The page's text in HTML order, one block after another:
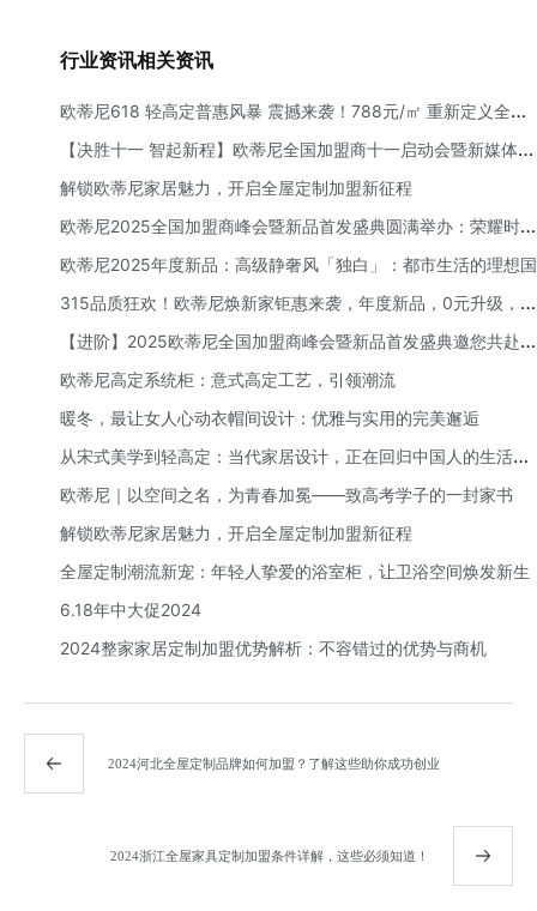
行业资讯相关资讯
欧蒂尼618 轻高定普惠风暴 震撼来袭！788元/㎡ 重新定义全屋
定制性价比
【决胜十一 智起新程】欧蒂尼全国加盟商十一启动会暨新媒体赋
能培训会圆满举办
解锁欧蒂尼家居魅力，开启全屋定制加盟新征程
欧蒂尼2025全国加盟商峰会暨新品首发盛典圆满举办：荣耀时
刻，共绘新蓝图！
欧蒂尼2025年度新品：高级静奢风「独白」：都市生活的理想国
315品质狂欢！欧蒂尼焕新家钜惠来袭，年度新品，0元升级，万
元补贴礼遇！
【进阶】2025欧蒂尼全国加盟商峰会暨新品首发盛典邀您共赴荣
耀之旅
欧蒂尼高定系统柜：意式高定工艺，引领潮流
暖冬，最让女人心动衣帽间设计：优雅与实用的完美邂逅
从宋式美学到轻高定：当代家居设计，正在回归中国人的生活本
质
欧蒂尼｜以空间之名，为青春加冕——致高考学子的一封家书
解锁欧蒂尼家居魅力，开启全屋定制加盟新征程
全屋定制潮流新宠：年轻人挚爱的浴室柜，让卫浴空间焕发新生
6.18年中大促2024
2024整家家居定制加盟优势解析：不容错过的优势与商机
2024河北全屋定制品牌如何加盟？了解这些助你成功创业
2024浙江全屋家具定制加盟条件详解，这些必须知道！